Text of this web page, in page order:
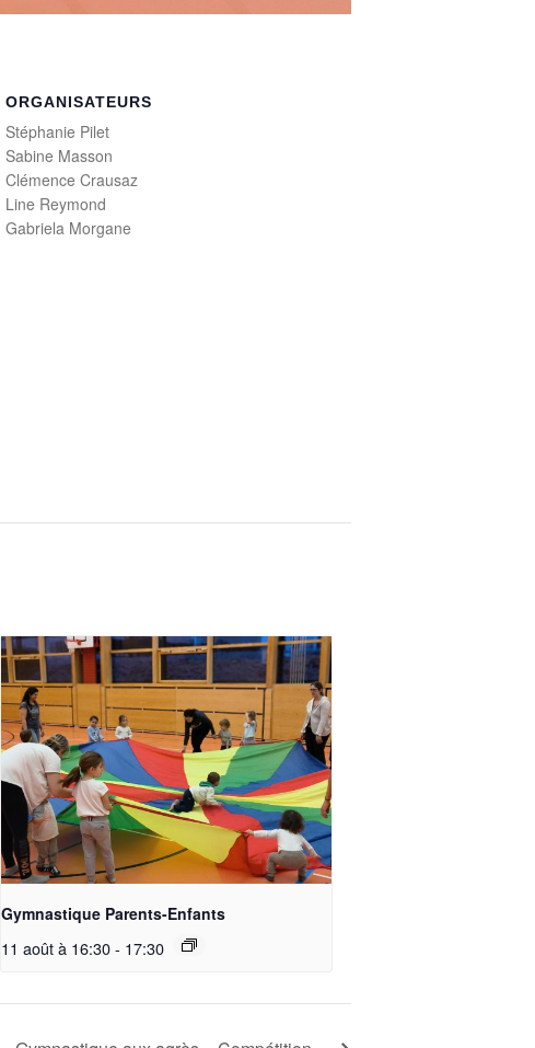
ORGANISATEURS
Stéphanie Pilet
Sabine Masson
Clémence Crausaz
Line Reymond
Gabriela Morgane
Gymnastique Parents-Enfants
11 août à 16:30- 17:30